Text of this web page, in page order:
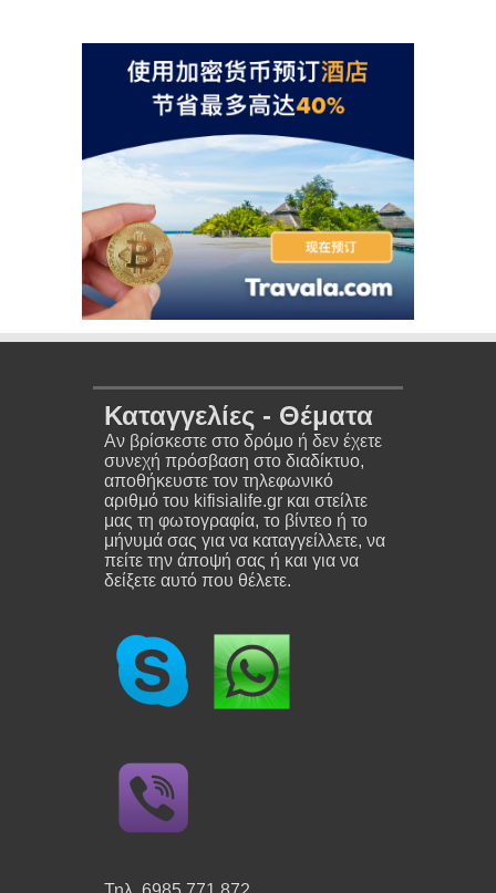
Καταγγελίες - Θέματα
Αν βρίσκεστε στο δρόμο ή δεν έχετε
συνεχή πρόσβαση στο διαδίκτυο,
αποθήκευστε τον τηλεφωνικό
αριθμό του kifisialife.gr και στείλτε
μας τη φωτογραφία, το βίντεο ή το
μήνυμά σας για να καταγγείλλετε, να
πείτε την άποψή σας ή και για να
δείξετε αυτό που θέλετε.